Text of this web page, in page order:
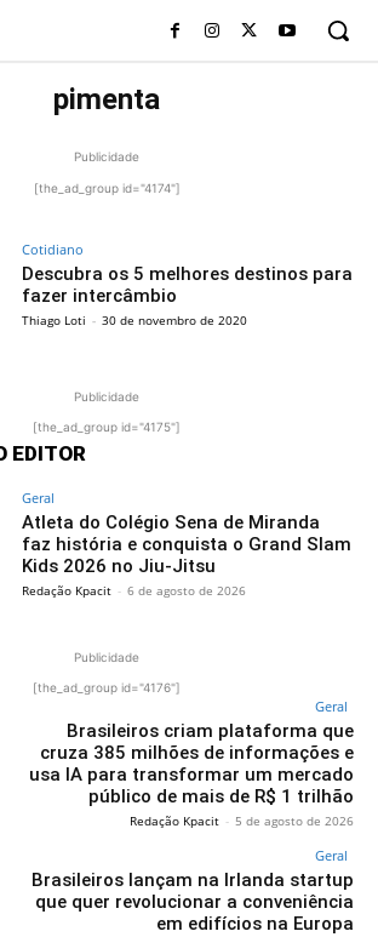
pimenta
Publicidade
[the_ad_group id="4174"]
Cotidiano
Descubra os 5 melhores destinos para
fazer intercâmbio
Thiago Loti - 30 de novembro de 2020
Publicidade
[the_ad_group id="4175"]
EDITOR
Geral
Atleta do Colégio Sena de Miranda
faz história e conquista o Grand Slam
Kids 2026 no Jiu-Jitsu
Redação Kpacit - 6 de agosto de 2026
Publicidade
[the_ad_group id="4176"]
Geral
Brasileiros criam plataforma que
cruza 385 milhões de informações e
usa IA para transformar um mercado
público de mais de R$ 1 trilhão
Redação Kpacit - 5 de agosto de 2026
Geral
Brasileiros lançam na Irlanda startup
que quer revolucionar a conveniência
em edifícios na Europa